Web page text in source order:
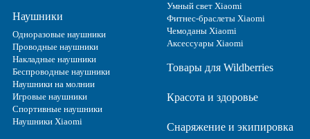
Наушники
Одноразовые наушники
Проводные наушники
Накладные наушники
Беспроводные наушники
Наушники на молнии
Игровые наушники
Спортивные наушники
Наушники Xiaomi
Умный свет Xiaomi
Фитнес-браслеты Xiaomi
Чемоданы Xiaomi
Аксессуары Xiaomi
Товары для Wildberries
Красота и здоровье
Снаряжение и экипировка